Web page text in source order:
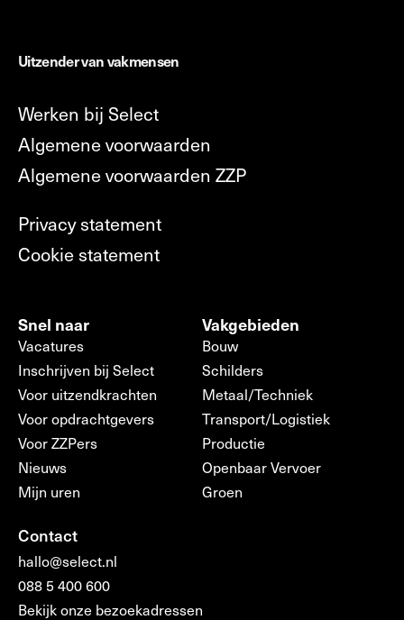
Uitzender van vakmensen
Werken bij Select
Algemene voorwaarden
Algemene voorwaarden ZZP
Privacy statement
Cookie statement
Snel naar
Vacatures
Inschrijven bij Select
Voor uitzendkrachten
Voor opdrachtgevers
Voor ZZPers
Nieuws
Mijn uren
Vakgebieden
Bouw
Schilders
Metaal/Techniek
Transport/Logistiek
Productie
Openbaar Vervoer
Groen
Contact
hallo@select.nl
088 5 400 600
Bekijk onze bezoekadressen